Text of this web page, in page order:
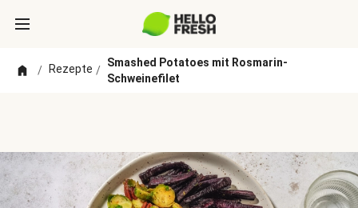
/ Rezepte /
Smashed Potatoes mit Rosmarin-
Schweinefilet